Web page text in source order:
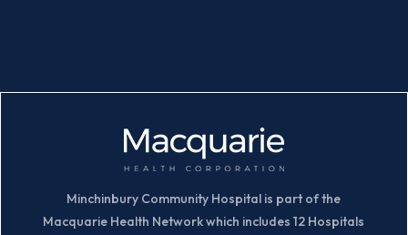
Minchinbury Community Hospital is part of the
Macquarie Health Network which includes 12 Hospitals